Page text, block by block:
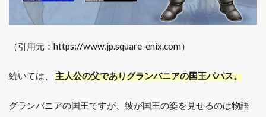
（引用元：https://www.jp.square-enix.com）
続いては、 主人公の父でありグランバニアの国王パパス。
グランバニアの国王ですが、彼が国王の姿を見せるのは物語